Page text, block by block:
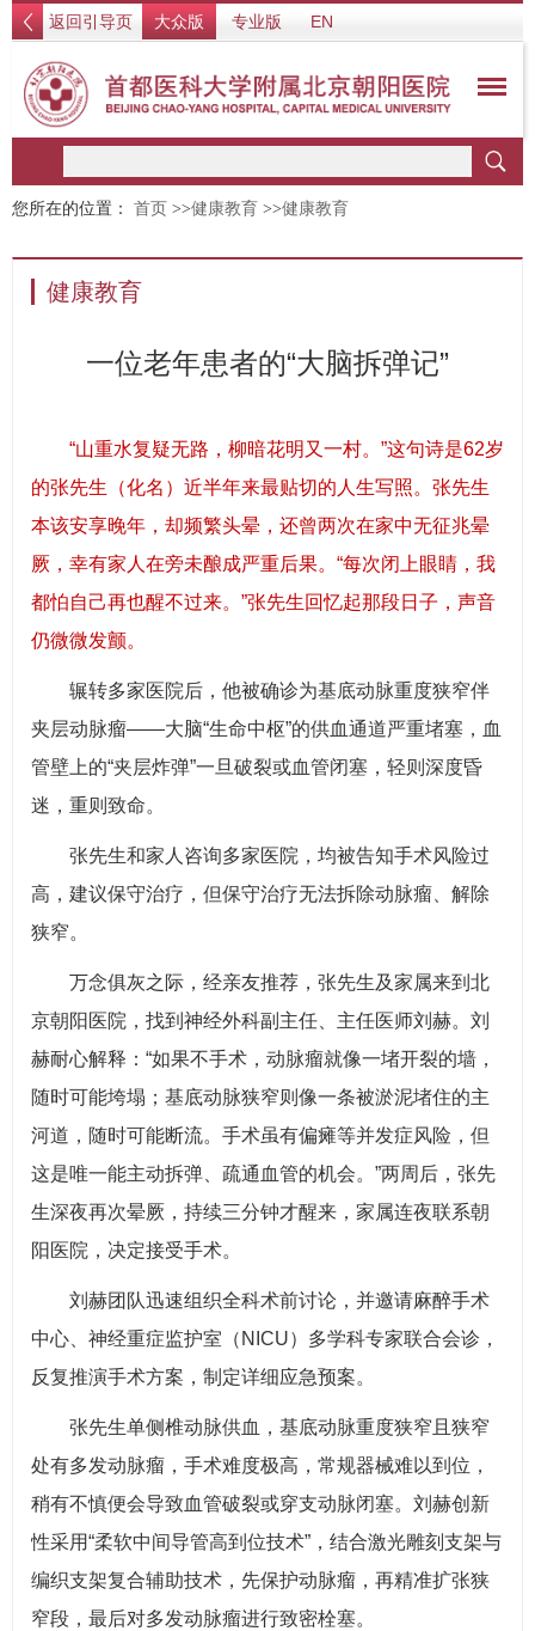
返回引导页 大众版 专业版 EN
您所在的位置： 首页 >>健康教育 >>健康教育
健康教育
一位老年患者的“大脑拆弹记”
“山重水复疑无路，柳暗花明又一村。”这句诗是62岁
的张先生（化名）近半年来最贴切的人生写照。张先生
本该安享晚年，却频繁头晕，还曾两次在家中无征兆晕
厥，幸有家人在旁未酿成严重后果。“每次闭上眼睛，我
都怕自己再也醒不过来。”张先生回忆起那段日子，声音
仍微微发颤。
辗转多家医院后，他被确诊为基底动脉重度狭窄伴
夹层动脉瘤——大脑“生命中枢”的供血通道严重堵塞，血
管壁上的“夹层炸弹”一旦破裂或血管闭塞，轻则深度昏
迷，重则致命。
张先生和家人咨询多家医院，均被告知手术风险过
高，建议保守治疗，但保守治疗无法拆除动脉瘤、解除
狭窄。
万念俱灰之际，经亲友推荐，张先生及家属来到北
京朝阳医院，找到神经外科副主任、主任医师刘赫。刘
赫耐心解释：“如果不手术，动脉瘤就像一堵开裂的墙，
随时可能垮塌；基底动脉狭窄则像一条被淤泥堵住的主
河道，随时可能断流。手术虽有偏瘫等并发症风险，但
这是唯一能主动拆弹、疏通血管的机会。”两周后，张先
生深夜再次晕厥，持续三分钟才醒来，家属连夜联系朝
阳医院，决定接受手术。
刘赫团队迅速组织全科术前讨论，并邀请麻醉手术
中心、神经重症监护室（NICU）多学科专家联合会诊，
反复推演手术方案，制定详细应急预案。
张先生单侧椎动脉供血，基底动脉重度狭窄且狭窄
处有多发动脉瘤，手术难度极高，常规器械难以到位，
稍有不慎便会导致血管破裂或穿支动脉闭塞。刘赫创新
性采用“柔软中间导管高到位技术”，结合激光雕刻支架与
编织支架复合辅助技术，先保护动脉瘤，再精准扩张狭
窄段，最后对多发动脉瘤进行致密栓塞。